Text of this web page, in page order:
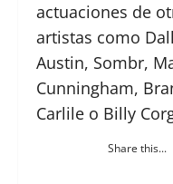
actuaciones de
artistas como
Austin, Sombr,
Cunningham,
Carlile o Billy
Share this...